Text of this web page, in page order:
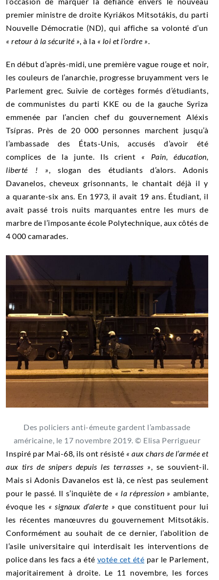
premier ministre de droite Kyriákos Mitsotákis, du parti
Nouvelle Démocratie (ND), qui affiche sa volonté d’un
« retour à la sécurité », à la « loi et l’ordre ».
En début d’après-midi, une première vague rouge et noir,
les couleurs de l’anarchie, progresse bruyamment vers le
Parlement grec. Suivie de cortèges formés d’étudiants,
de communistes du parti KKE ou de la gauche Syriza
emmenée par l’ancien chef du gouvernement Aléxis
Tsípras. Près de 20 000 personnes marchent jusqu’à
l’ambassade des États-Unis, accusés d’avoir été
complices de la junte. Ils crient « Pain, éducation,
liberté ! », slogan des étudiants d’alors. Adonis
Davanelos, cheveux grisonnants, le chantait déjà il y
a quarante-six ans. En 1973, il avait 19 ans. Étudiant, il
avait passé trois nuits marquantes entre les murs de
marbre de l’imposante école Polytechnique, aux côtés de
4 000 camarades.
Des policiers anti-émeute gardent l’ambassade
américaine, le 17 novembre 2019. © Elisa Perrigueur
Inspiré par Mai-68, ils ont résisté « aux chars de l’armée et
aux tirs de snipers depuis les terrasses » , se souvient-il.
Mais si Adonis Davanelos est là, ce n’est pas seulement
pour le passé. Il s’inquiète de « la répression » ambiante,
évoque les « signaux d’alerte »que constituent pour lui
les récentes manœuvres du gouvernement Mitsotákis.
Conformément au souhait de ce dernier, l’abolition de
l’asile universitaire qui interdisait les interventions de
police dans les facs a été votée cet été par le Parlement,
majoritairement à droite. Le 11 novembre, les forces